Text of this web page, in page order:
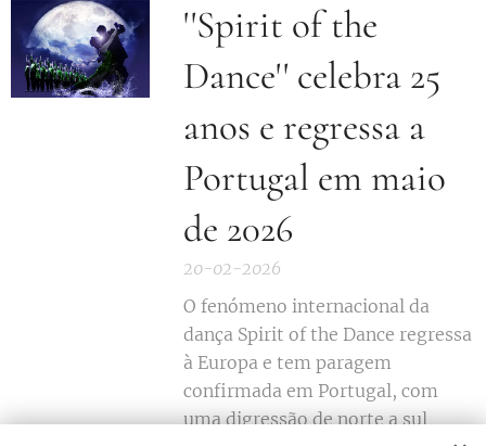
''Spirit of the
Dance'' celebra 25
anos e regressa a
Portugal em maio
de 2026
20-02-2026
O fenómeno internacional da
dança Spirit of the Dance regressa
à Europa e tem paragem
confirmada em Portugal, com
uma digressão de norte a sul